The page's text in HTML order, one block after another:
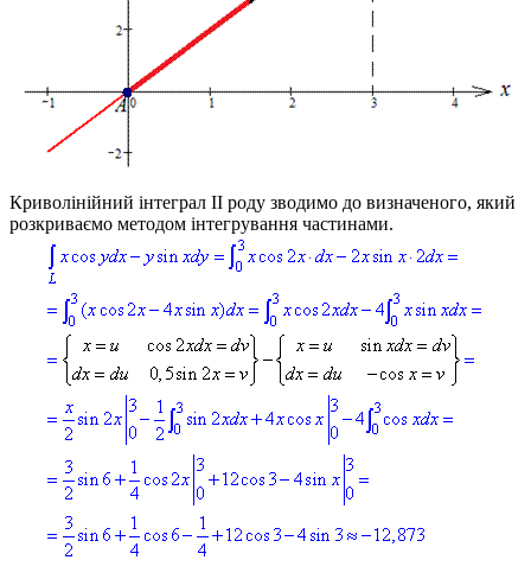
Криволінійний інтеграл ІІ роду зводимо до визначеного, який
розкриваємо методом інтегрування частинами.